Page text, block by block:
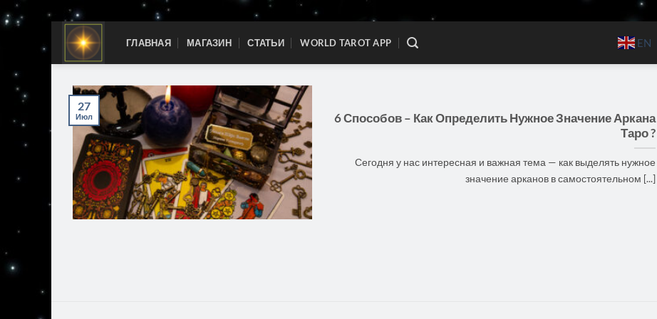
Skip
content
ГЛАВНАЯ МАГАЗИН СТАТЬИ WORLD TAROT APP EN
6 Способов – Как Определить Нужное Значение Аркана
Таро ?
Сегодня у нас интересная и важная тема — как выделять нужное
значение арканов в самостоятельном [...]
27
Июл